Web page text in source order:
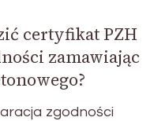
certyfikat PZH
zamawiając
zgodności